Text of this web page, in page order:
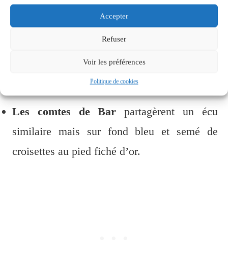
Accepter
Refuser
Voir les préférences
Politique de cookies
Les comtes de Montbéliard et de Ferrette
adossés d’or, recourbés et toujours tournés la
tête en haut sur fond rouge.
Les comtes de Bar partagèrent un écu
similaire mais sur fond bleu et semé de
croisettes au pied fiché d’or.